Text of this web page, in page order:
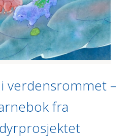
verdensrommet –
fra